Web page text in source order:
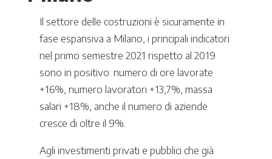
Il settore delle costruzioni è sicuramente in
fase espansiva a Milano, i principali indicatori
nel primo semestre 2021 rispetto al 2019
sono in positivo: numero di ore lavorate
+16%, numero lavoratori +13,7%, massa
salari +18%, anche il numero di aziende
cresce di oltre il 9%.
Agli investimenti privati e pubblici che già